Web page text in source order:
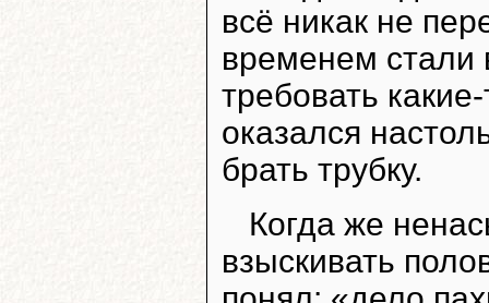
всё никак не
временем стали
требовать
оказался
брать трубку.
Когда же
взыскивать